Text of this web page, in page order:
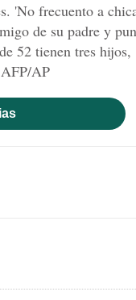
'No frecuento a
de su padre y
52 tienen tres hijos,
AP